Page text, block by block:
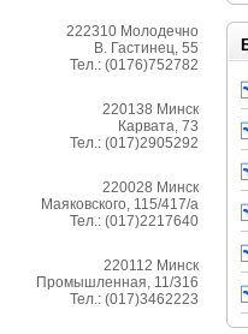
222310 Молодечно
В. Гастинец, 55
Тел.: (0176)752782
220138 Минск
Карвата, 73
Тел.: (017)2905292
220028 Минск
Маяковского, 115/417/а
Тел.: (017)2217640
220112 Минск
Промышленная, 11/316
Тел.: (017)3462223